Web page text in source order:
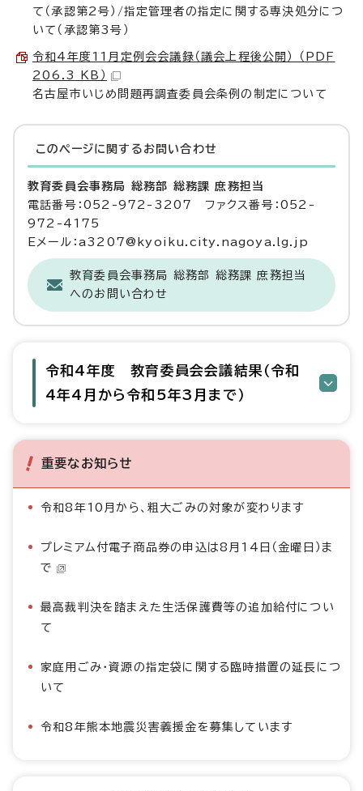
て（承認第2号）/指定管理者の指定に関する専決処分につ
いて（承認第3号）
令和4年度11月定例会会議録（議会上程後公開） （PDF
206.3 KB）
名古屋市いじめ問題再調査委員会条例の制定について
このページに関する お問い合わせ
教育委員会事務局 総務部 総務課 庶務担当
電話番号：052-972-3207 ファクス番号：052-
972-4175
Eメール：a3207@kyoiku.city.nagoya.lg.jp
教育委員会事務局 総務部 総務課 庶務担当
へのお問い合わせ
令和4年度 教育委員会会議結果（令和
4年4月から令和5年3月まで）
重要なお知らせ
令和8年10月から、粗大ごみの対象が変わります
プレミアム付電子商品券の申込は8月14日（金曜日）ま
で
最高裁判決を踏まえた生活保護費等の追加給付につい
て
家庭用ごみ・資源の指定袋に関する臨時措置の延長につ
いて
令和8年熊本地震災害義援金を募集しています